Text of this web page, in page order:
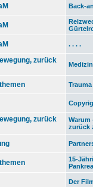
Back-
. . . .
zurück
zurück
Warum
zurück
15-
Der